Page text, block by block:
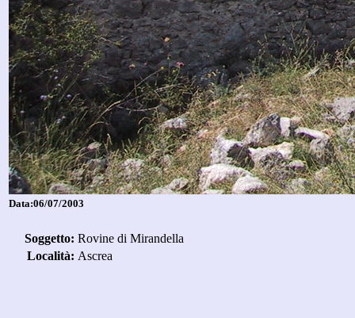
Data:06/07/2003
Soggetto: Rovine di Mirandella
Località: Ascrea